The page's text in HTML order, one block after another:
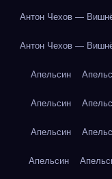
Антон Чехов —
Антон Чехов —
Апельсин
Апельсин
Апельсин
Апельсин